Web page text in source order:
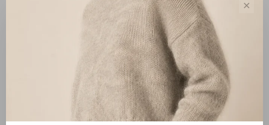
Toon 1 - 0 van 0
✕